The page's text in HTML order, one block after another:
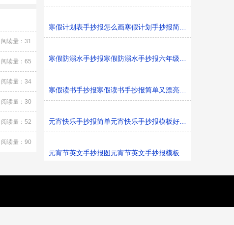
阅读量：31
阅读量：65
阅读量：34
阅读量：30
阅读量：52
阅读量：90
寒假计划表手抄报怎么画寒假计划手抄报简单又漂亮黑白线稿
寒假防溺水手抄报寒假防溺水手抄报六年级黑白线稿
寒假读书手抄报寒假读书手抄报简单又漂亮黑白线稿
元宵快乐手抄报简单元宵快乐手抄报模板好看黑白线稿
元宵节英文手抄报图元宵节英文手抄报模板黑白线稿